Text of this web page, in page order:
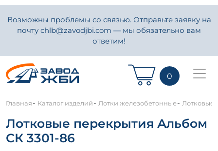
Возможны проблемы со связью. Отправьте заявку на
почту chlb@zavodjbi.com — мы обязательно вам
ответим!
0
Главная- Каталог изделий- Лотки железобетонные- Лотковые
Лотковые перекрытия Альбом
СК 3301-86